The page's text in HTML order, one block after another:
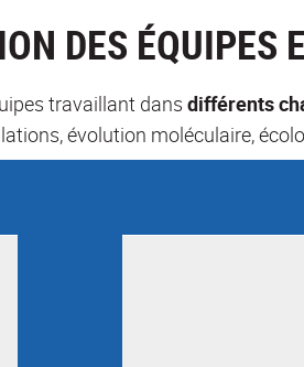
DES ÉQUIPES
travaillant dans différents
évolution moléculaire,